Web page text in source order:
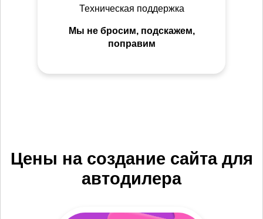
Техническая поддержка
Мы не бросим, подскажем,
поправим
Цены на создание сайта для
автодилера